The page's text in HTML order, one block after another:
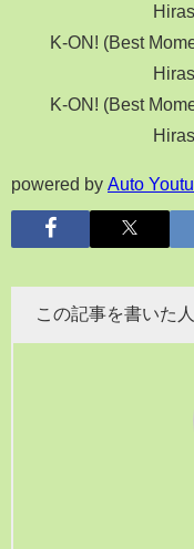
K-ON! (Best
K-ON! (Best
powered by Auto
この記事を書いた人